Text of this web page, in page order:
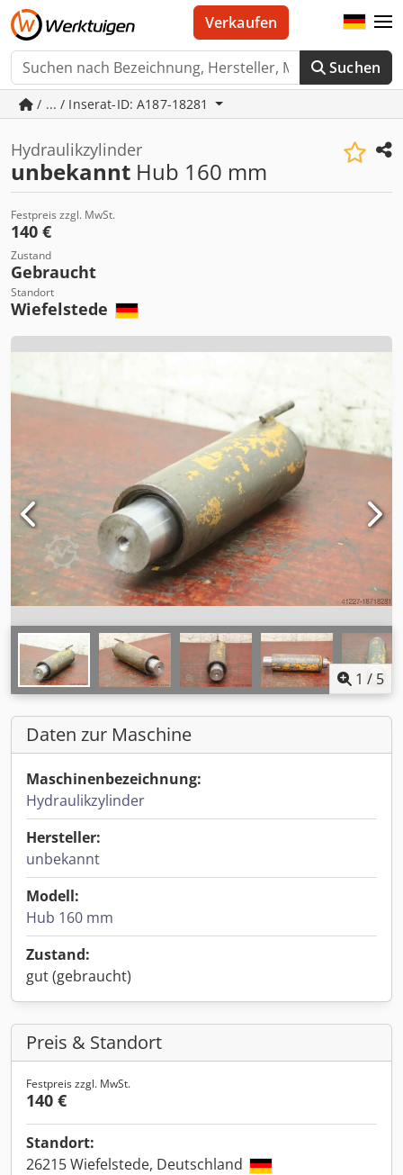
Suchen
Verkaufen
/ ... / Inserat-ID: A187-18281
Hydraulikzylinder
unbekannt Hub 160 mm
Festpreis zzgl. MwSt.
140 €
Zustand
Gebraucht
Standort
Wiefelstede
1 / 5
Daten zur Maschine
Maschinenbezeichnung:
Hydraulikzylinder
Hersteller:
unbekannt
Modell:
Hub 160 mm
Zustand:
gut (gebraucht)
Preis & Standort
Festpreis zzgl. MwSt.
140 €
Standort:
26215 Wiefelstede, Deutschland